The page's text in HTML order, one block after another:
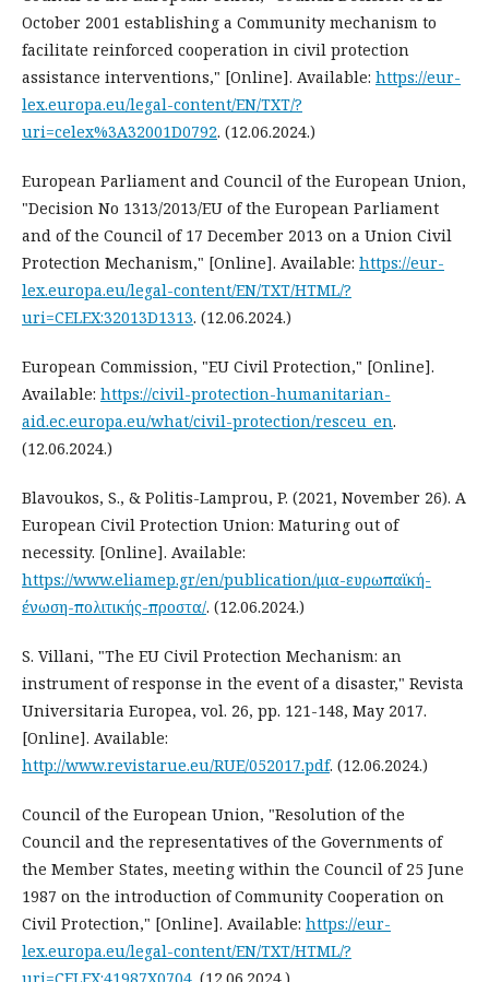
October 2001 establishing a Community mechanism to
facilitate reinforced cooperation in civil protection
assistance interventions," [Online]. Available: https://eur-
lex.europa.eu/legal-content/EN/TXT/?
uri=celex%3A32001D0792. (12.06.2024.)
European Parliament and Council of the European Union,
"Decision No 1313/2013/EU of the European Parliament
and of the Council of 17 December 2013 on a Union Civil
Protection Mechanism," [Online]. Available: https://eur-
lex.europa.eu/legal-content/EN/TXT/HTML/?
uri=CELEX:32013D1313. (12.06.2024.)
European Commission, "EU Civil Protection," [Online].
Available: https://civil-protection-humanitarian-
aid.ec.europa.eu/what/civil-protection/resceu_en.
(12.06.2024.)
Blavoukos, S., & Politis-Lamprou, P. (2021, November 26). A
European Civil Protection Union: Maturing out of
necessity. [Online]. Available:
https://www.eliamep.gr/en/publication/μια-ευρωπαϊκή-
ένωση-πολιτικής-προστα/. (12.06.2024.)
S. Villani, "The EU Civil Protection Mechanism: an
instrument of response in the event of a disaster," Revista
Universitaria Europea, vol. 26, pp. 121-148, May 2017.
[Online]. Available:
http://www.revistarue.eu/RUE/052017.pdf. (12.06.2024.)
Council of the European Union, "Resolution of the
Council and the representatives of the Governments of
the Member States, meeting within the Council of 25 June
1987 on the introduction of Community Cooperation on
Civil Protection," [Online]. Available: https://eur-
lex.europa.eu/legal-content/EN/TXT/HTML/?